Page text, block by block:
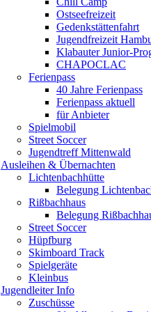
Ostseefreizeit
Gedenkstättenfahrt
Jugendfreizeit
Klabauter Junior-
CHAPOCLAC
Ferienpass
40 Jahre Ferienpass
Ferienpass aktuell
für Anbieter
Spielmobil
Street Soccer
Jugendtreff Mittenwald
Ausleihen & Übernachten
Lichtenbachhütte
Belegung
Rißbachhaus
Belegung
Street Soccer
Hüpfburg
Skimboard Track
Spielgeräte
Kleinbus
Jugendleiter Info
Zuschüsse